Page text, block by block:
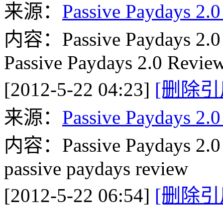
来源： Passive Paydays
内容：Passive Paydays
Passive Paydays 2.0
[2012-5-22 04:23] [删除
来源： Passive Paydays
内容：Passive Paydays
passive paydays review
[2012-5-22 06:54] [删除